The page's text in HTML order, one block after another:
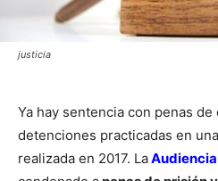
justicia
Ya hay sentencia con penas
detenciones practicadas en
realizada en 2017. La